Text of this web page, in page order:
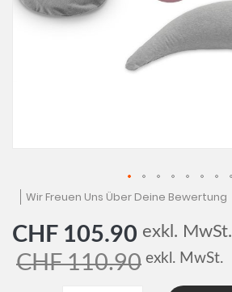
Wir Freuen Uns Über Deine Bewertung
CHF 105.90 exkl. MwSt.
CHF 110.90 exkl. MwSt.
Zum
Anfang
der
Bildgalerie
springen